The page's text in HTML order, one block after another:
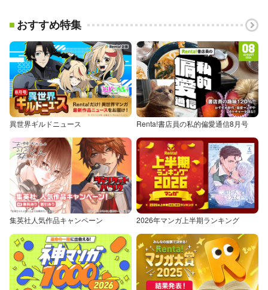
おすすめ特集
異世界ギルドニュース Renta!書店員の私的偏愛通信8月号
集英社人気作品キャンペーン 2026年マンガ上半期ランキング